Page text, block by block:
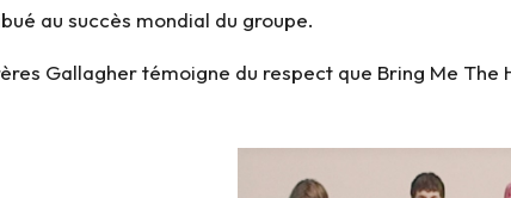
au succès mondial du groupe.
Gallagher témoigne du respect que Bring Me